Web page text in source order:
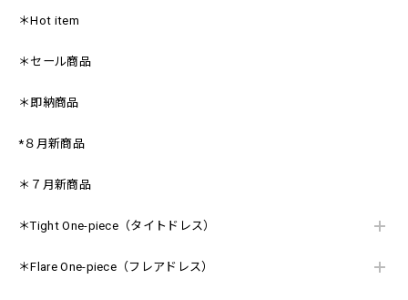
＊Hot item
＊セール商品
＊即納商品
*８月新商品
＊７月新商品
＊Tight One-piece（タイトドレス）
＊Flare One-piece（フレアドレス）